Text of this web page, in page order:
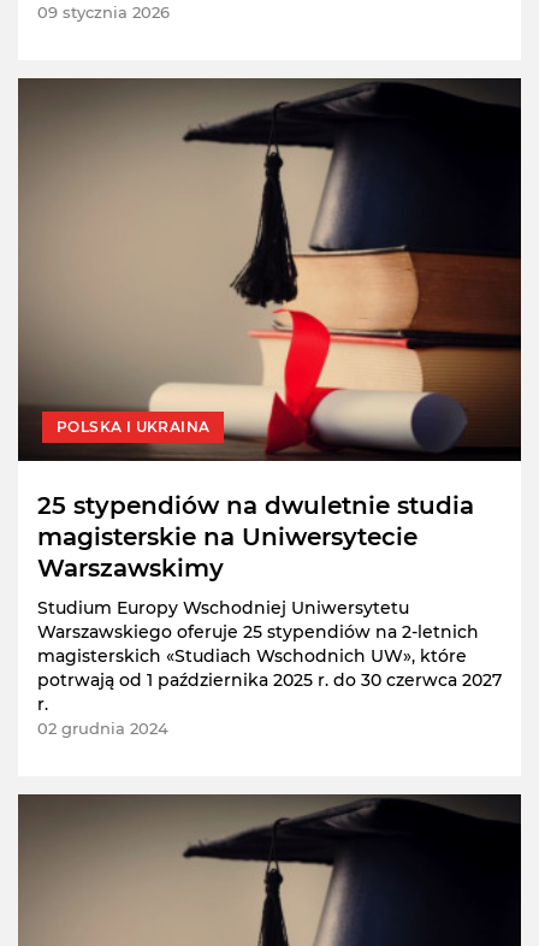
09 stycznia 2026
POLSKA I UKRAINA
25 stypendiów na dwuletnie studia
magisterskie na Uniwersytecie
Warszawskimу
Studium Europy Wschodniej Uniwersytetu
Warszawskiego oferuje 25 stypendiów na 2-letnich
magisterskich «Studiach Wschodnich UW», które
potrwają od 1 października 2025 r. do 30 czerwca 2027
r.
02 grudnia 2024